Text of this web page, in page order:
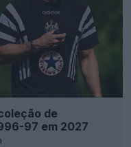
de
97 em 2027